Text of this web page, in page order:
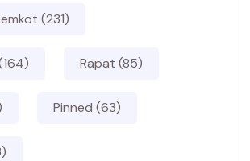
(231)
Rapat (85)
Pinned (63)